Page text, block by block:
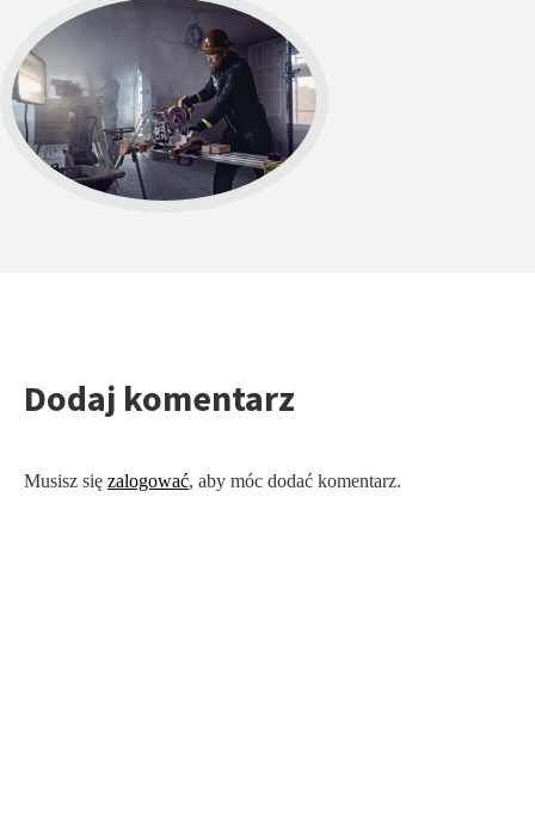
Dodaj komentarz
Musisz się zalogować, aby móc dodać komentarz.